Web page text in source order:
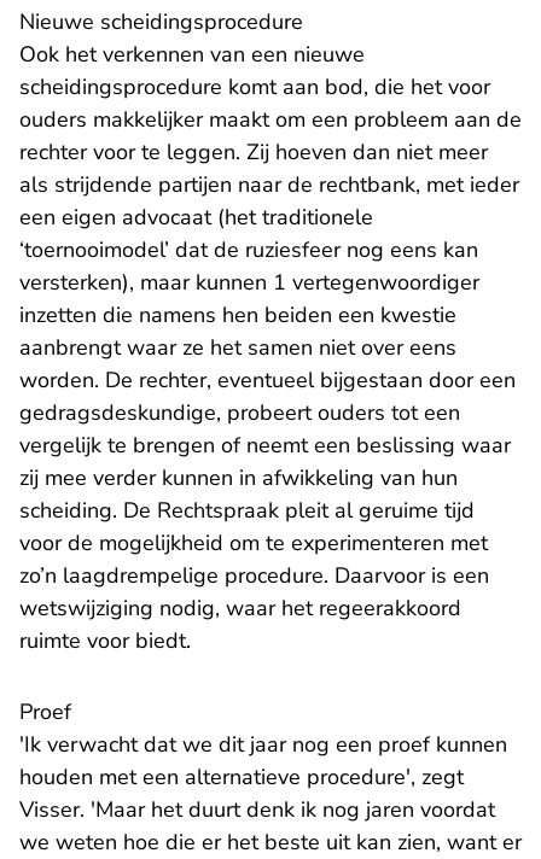
Nieuwe scheidingsprocedure
Ook het verkennen van een nieuwe
scheidingsprocedure komt aan bod, die het voor
ouders makkelijker maakt om een probleem aan de
rechter voor te leggen. Zij hoeven dan niet meer
als strijdende partijen naar de rechtbank, met ieder
een eigen advocaat (het traditionele
‘toernooimodel’ dat de ruziesfeer nog eens kan
versterken), maar kunnen 1 vertegenwoordiger
inzetten die namens hen beiden een kwestie
aanbrengt waar ze het samen niet over eens
worden. De rechter, eventueel bijgestaan door een
gedragsdeskundige, probeert ouders tot een
vergelijk te brengen of neemt een beslissing waar
zij mee verder kunnen in afwikkeling van hun
scheiding. De Rechtspraak pleit al geruime tijd
voor de mogelijkheid om te experimenteren met
zo’n laagdrempelige procedure. Daarvoor is een
wetswijziging nodig, waar het regeerakkoord
ruimte voor biedt.
Proef
'Ik verwacht dat we dit jaar nog een proef kunnen
houden met een alternatieve procedure', zegt
Visser. 'Maar het duurt denk ik nog jaren voordat
we weten hoe die er het beste uit kan zien, want er